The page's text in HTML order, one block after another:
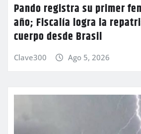
Pando registra su primer
año; Fiscalía logra la
cuerpo desde Brasil
Clave300 Ago 5, 2026